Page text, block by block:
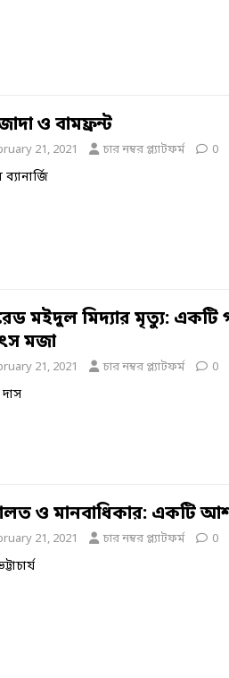
ও বামফ্রন্ট
21, 2021 চার নম্বর প্ল্যাটফর্ম 0
মইদুল মিদ্যার মৃত্যু: একটি
মজা
21, 2021 চার নম্বর প্ল্যাটফর্ম 0
ও মানবাধিকার: একটি
21, 2021 চার নম্বর প্ল্যাটফর্ম 0